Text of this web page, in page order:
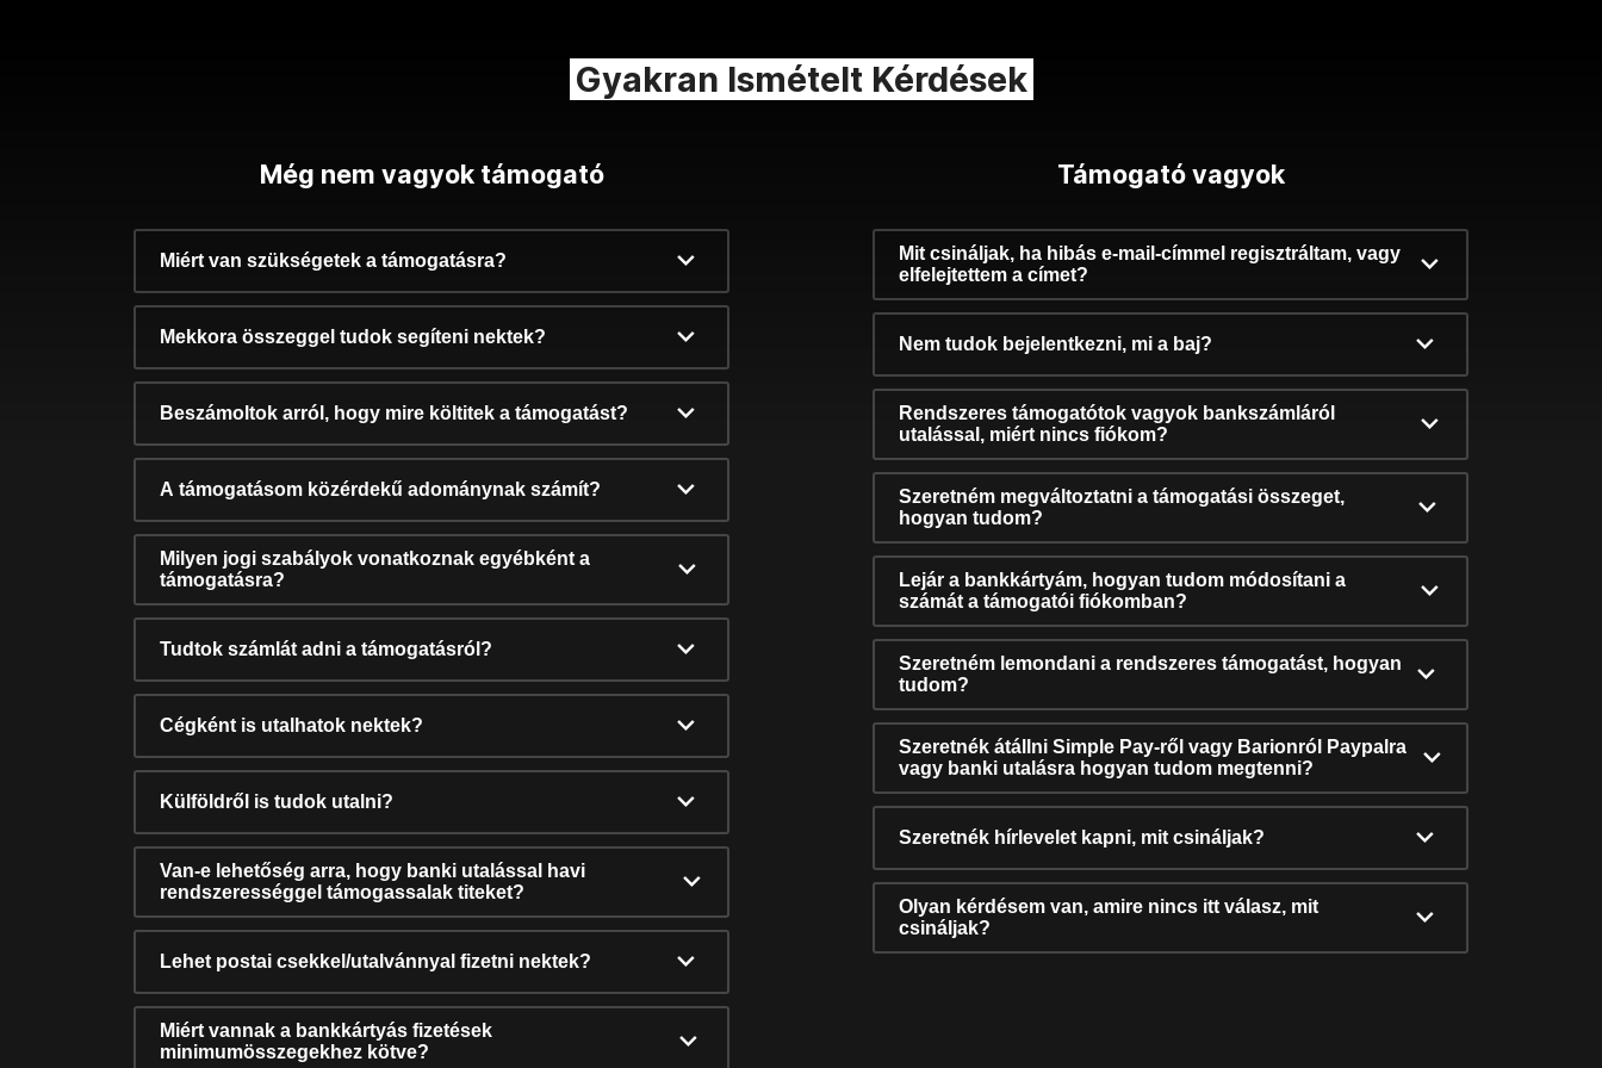
Gyakran Ismételt Kérdések
Még nem vagyok támogató
Miért van szükségetek a támogatásra?
Mekkora összeggel tudok segíteni nektek?
Beszámoltok arról, hogy mire költitek a támogatást?
A támogatásom közérdekű adománynak számít?
Milyen jogi szabályok vonatkoznak egyébként a
támogatásra?
Tudtok számlát adni a támogatásról?
Cégként is utalhatok nektek?
Külföldről is tudok utalni?
Van-e lehetőség arra, hogy banki utalással havi
rendszerességgel támogassalak titeket?
Lehet postai csekkel/utalvánnyal fizetni nektek?
Miért vannak a bankkártyás fizetések
minimumösszegekhez kötve?
Támogató vagyok
Mit csináljak, ha hibás e-mail-címmel regisztráltam, vagy
elfelejtettem a címet?
Nem tudok bejelentkezni, mi a baj?
Rendszeres támogatótok vagyok bankszámláról
utalással, miért nincs fiókom?
Szeretném megváltoztatni a támogatási összeget,
hogyan tudom?
Lejár a bankkártyám, hogyan tudom módosítani a
számát a támogatói fiókomban?
Szeretném lemondani a rendszeres támogatást, hogyan
tudom?
Szeretnék átállni Simple Pay-ről vagy Barionról Paypalra
vagy banki utalásra hogyan tudom megtenni?
Szeretnék hírlevelet kapni, mit csináljak?
Olyan kérdésem van, amire nincs itt válasz, mit
csináljak?